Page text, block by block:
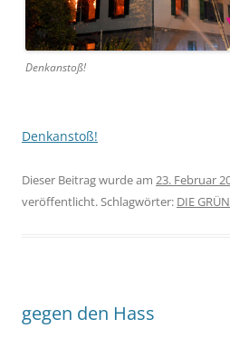
Denkanstoß!
Denkanstoß!
Dieser Beitrag wurde am 23. Februar
veröffentlicht. Schlagwörter: DIE
gegen den Hass